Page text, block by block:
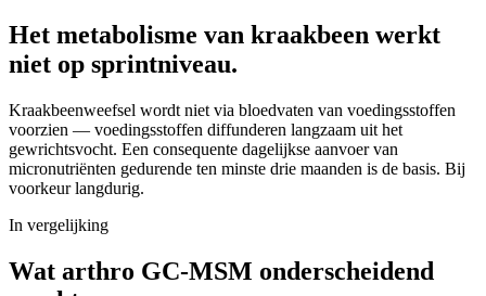
Het metabolisme van kraakbeen werkt
niet op sprintniveau.
Kraakbeenweefsel wordt niet via bloedvaten van voedingsstoffen
voorzien — voedingsstoffen diffunderen langzaam uit het
gewrichtsvocht. Een consequente dagelijkse aanvoer van
micronutriënten gedurende ten minste drie maanden is de basis. Bij
voorkeur langdurig.
In vergelijking
Wat arthro GC-MSM onderscheidend